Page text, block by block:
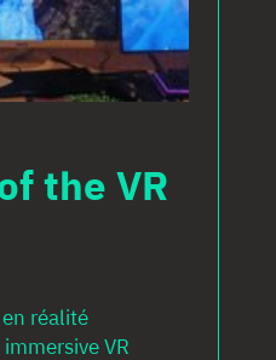
the VR
réalité
VR